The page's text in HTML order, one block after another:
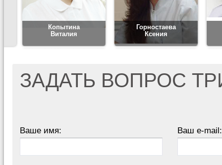
Копытина
Виталия
Горностаева
Ксения
ЗАДАТЬ ВОПРОС
Ваше имя: Ваш e-mail: